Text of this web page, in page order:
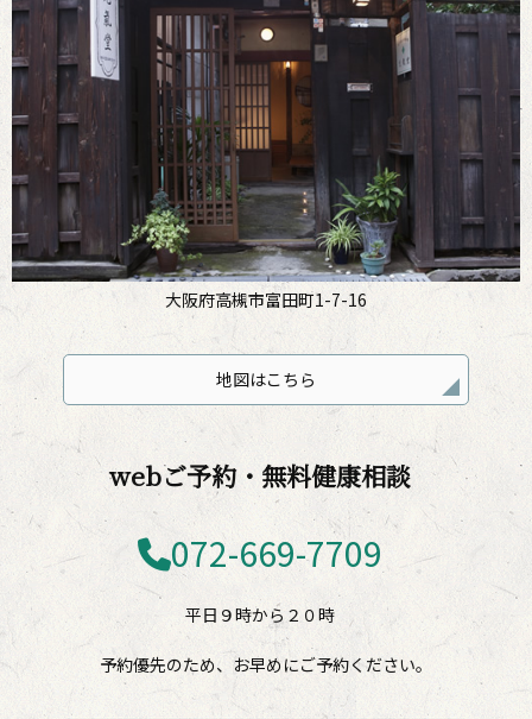
大阪府高槻市富田町1-7-16
地図はこちら
webご予約・無料健康相談
072-669-7709
平日９時から２０時
予約優先のため、お早めにご予約ください。